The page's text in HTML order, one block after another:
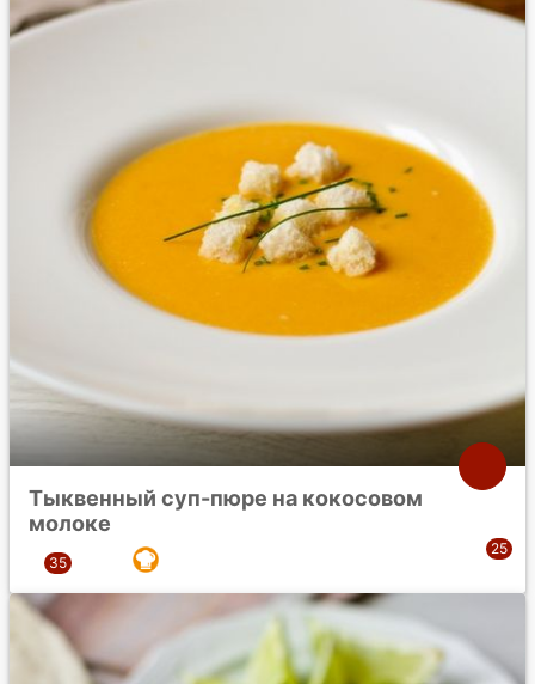
Тыквенный суп-пюре на кокосовом
молоке